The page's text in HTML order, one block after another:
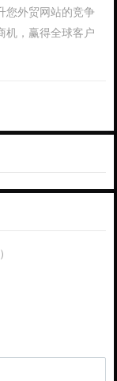
您外贸网站的竞争
机，赢得全球客户